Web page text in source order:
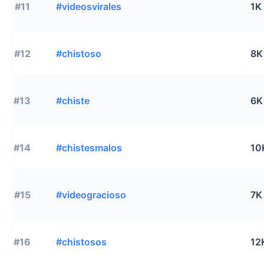
#11 #videosvirales 1K
#12 #chistoso 8K
#13 #chiste 6K
#14 #chistesmalos
#15 #videogracioso 7K
#16 #chistosos